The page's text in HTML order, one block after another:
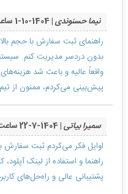
نیما حسنوندی| 1404-10-1 ساعت 09:06:38
راهنمای ثبت سفارش با حجم
بدون دردسر مدیریت کنم.
واقعاً عالیه و باعث شد
پیش‌بینی می‌کردم، ممنون از
سمیرا بیاتی| 1404-7-22 ساعت 15:42:14
اوایل فکر می‌کردم ثبت سفارش
راهنما و استفاده از لینک
پشتیبانی عالی و راه‌حل‌های